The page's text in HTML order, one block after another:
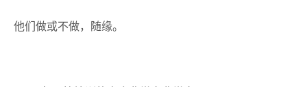
他们做或不做，随缘。